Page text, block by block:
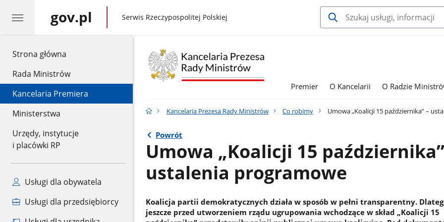
Strona główna
Rada Ministrów
Kancelaria Premiera
Ministerstwa
Urzędy, instytucje
i placówki RP
Usługi dla obywatela
Usługi dla przedsiębiorcy
gov.pl gov.pl
Serwis Rzeczypospolitej Polskiej
Premier O Kancelarii O Radzie
Kancelaria Prezesa Rady Ministrów Co robimy Umowa „Koalicji 15 października” –
Powrót
Umowa „Koalicji 15
ustalenia programowe
Koalicja partii demokratycznych działa w sposób w pełni transparentny.
jeszcze przed utworzeniem rządu ugrupowania wchodzące w skład „Koalicji 15